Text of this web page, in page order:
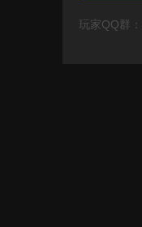
玩家QQ群：